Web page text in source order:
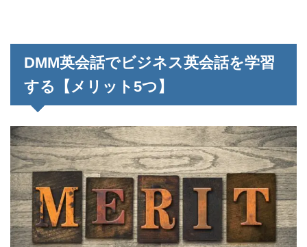
DMM英会話でビジネス英会話を学習
する【メリット5つ】